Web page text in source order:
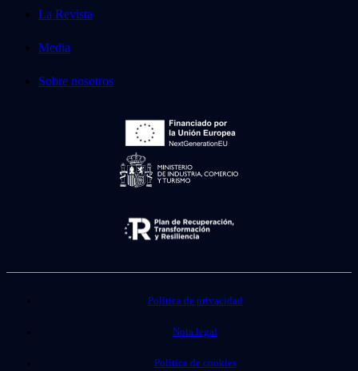
La Revista
Media
Sobre nosotros
Política de privacidad
Nota legal
Política de cookies